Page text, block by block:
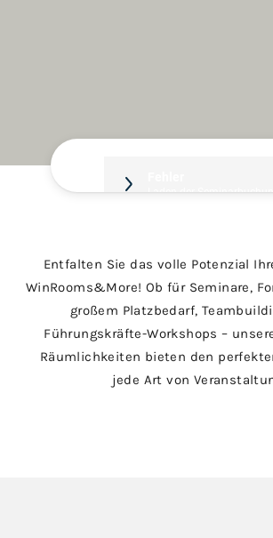
Entfalten Sie das volle Potenzial
WinRooms&More! Ob für Seminare,
großem Platzbedarf,
Führungskräfte-Workshops –
Räumlichkeiten bieten den
jede Art von